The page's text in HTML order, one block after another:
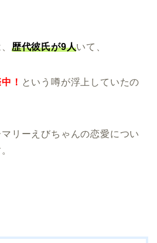
歴代彼氏が9人いて、
！ という噂が浮上していたの
リーえびちゃんの恋愛につい